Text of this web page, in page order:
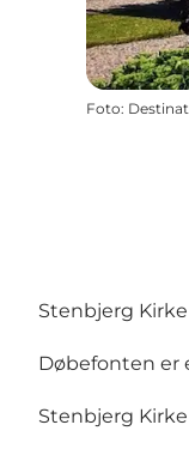
Foto:
Stenbjerg
Døbefonten er
Stenbjerg